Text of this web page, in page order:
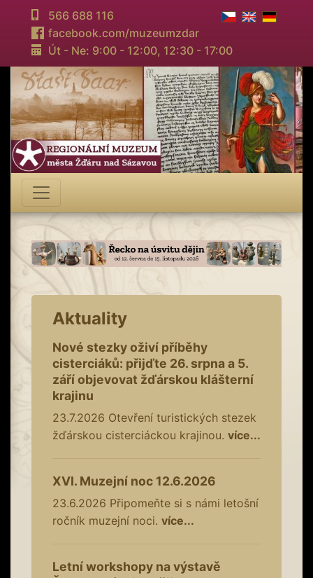
566 688 116
facebook.com/muzeumzdar
Út - Ne: 9:00 - 12:00, 12:30 - 17:00
Aktuality
Nové stezky oživí příběhy
cisterciáků: přijďte 26. srpna a 5.
září objevovat žďárskou klášterní
krajinu
23.7.2026 Otevření turistických stezek
žďárskou cisterciáckou krajinou. více...
XVI. Muzejní noc 12.6.2026
23.6.2026 Připomeňte si s námi letošní
ročník muzejní noci. více...
Letní workshopy na výstavě